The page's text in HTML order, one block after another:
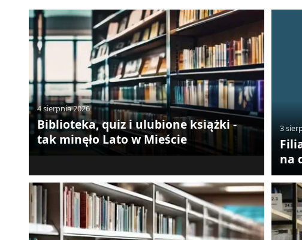
4 sierpnia 2026
Biblioteka, quiz i ulubione książki -
tak minęło Lato w Mieście
3
na